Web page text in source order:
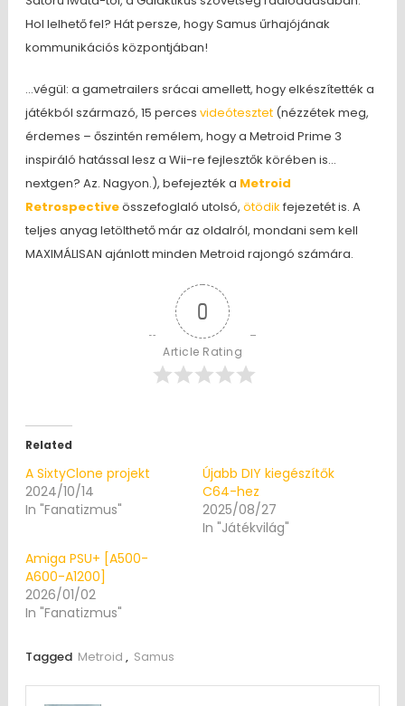
Hol lelhető fel? Hát persze, hogy Samus űrhajójának
kommunikációs központjában!
…végül: a gametrailers srácai amellett, hogy elkészítették a
játékból származó, 15 perces videótesztet(nézzétek meg,
érdemes – őszintén remélem, hogy a Metroid Prime 3
inspiráló hatással lesz a Wii-re fejlesztők körében is…
nextgen? Az. Nagyon.), befejezték a Metroid
Retrospectiveösszefoglaló utolsó, ötödik fejezetét is. A
teljes anyag letölthető már az oldalról, mondani sem kell
MAXIMÁLISAN ajánlott minden Metroid rajongó számára.
0
Article Rating
Related
A SixtyClone projekt
2024/10/14
In "Fanatizmus"
Újabb DIY kiegészítők
C64-hez
2025/08/27
In "Játékvilág"
Amiga PSU+ [A500-
A600-A1200]
2026/01/02
In "Fanatizmus"
Tagged Metroid , Samus